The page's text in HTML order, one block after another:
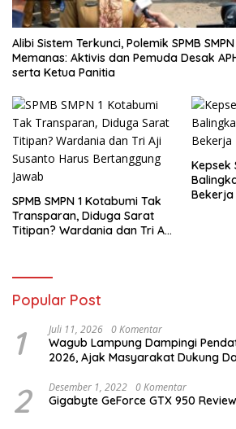
Alibi Sistem Terkunci, Polemik SPMB
Memanas: Aktivis dan Pemuda Desak
serta Ketua Panitia
SPMB SMPN 1 Kotabumi Tak
Transparan, Diduga Sarat
Titipan? Wardania dan Tri Aji
Kepsek
Bekerja
Popular Post
1 Juli 11, 2026 0 Komentar
Wagub Lampung Dampingi
2026, Ajak Masyarakat Dukung
2 Desember 1, 2022 0 Komentar
Gigabyte GeForce GTX 950